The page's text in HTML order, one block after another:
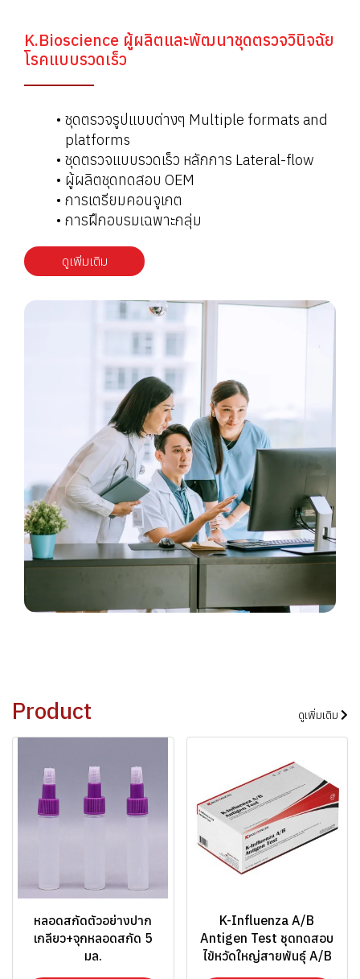
K.Bioscience ผู้ผลิตและพัฒนาชุดตรวจวินิจฉัย
โรคแบบรวดเร็ว
ชุดตรวจรูปแบบต่างๆ Multiple formats and
platforms
ชุดตรวจแบบรวดเร็ว หลักการ Lateral-flow
ผู้ผลิตชุดทดสอบ OEM
การเตรียมคอนจูเกต
การฝึกอบรมเฉพาะกลุ่ม
ดูเพิ่มเติม
Product ดูเพิ่มเติม
หลอดสกัดตัวอย่างปาก
เกลียว+จุกหลอดสกัด 5
มล.
K-Influenza A/B
Antigen Test ชุดทดสอบ
ไข้หวัดใหญ่สายพันธุ์ A/B